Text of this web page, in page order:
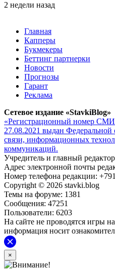
2 недели назад
Главная
Капперы
Букмекеры
Беттинг партнерки
Новости
Прогнозы
Гарант
Реклама
Сетевое издание «StavkiBlog»
«Регистрационный номер
27.08.2021 выдан Федеральной
связи, информационных
коммуникаций.
Учредитель и главный
Адрес электронной почты
Номер телефона редакции:
Copyright © 2026 stavki.blog
Темы на форуме: 1381
Сообщения: 47251
Пользователи: 6203
На сайте не проводятся игры
информация носит
×